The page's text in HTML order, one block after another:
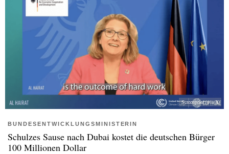
Screenprint: via X
BUNDESENTWICKLUNGSMINISTERIN
Schulzes Sause nach Dubai kostet die deutschen Bürger
100 Millionen Dollar